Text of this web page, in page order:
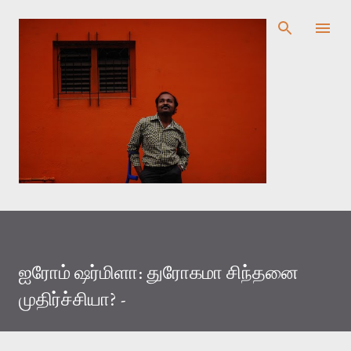
முதன்மை உள்ளடக்கத்திற்குச் செல்
ஐரோம் ஷர்மிளா: துரோகமா சிந்தனை
முதிர்ச்சியா? -